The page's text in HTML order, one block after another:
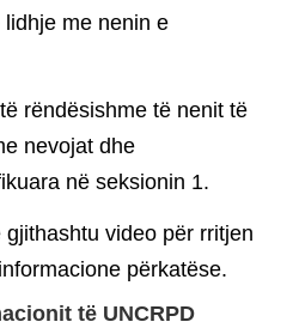
me nenin e
rëndësishme të nenit të
nevojat dhe
në seksionin 1.
video për rritjen
përkatëse.
të UNCRPD